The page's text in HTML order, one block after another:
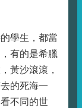
學生，都當
有的是希臘
黃沙滾滾，
的死海一
不同的世